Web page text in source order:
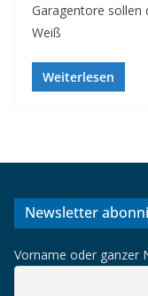
Garagentore sollen
Weiß
Weiterlesen
Newsletter
Vorname oder ganzer